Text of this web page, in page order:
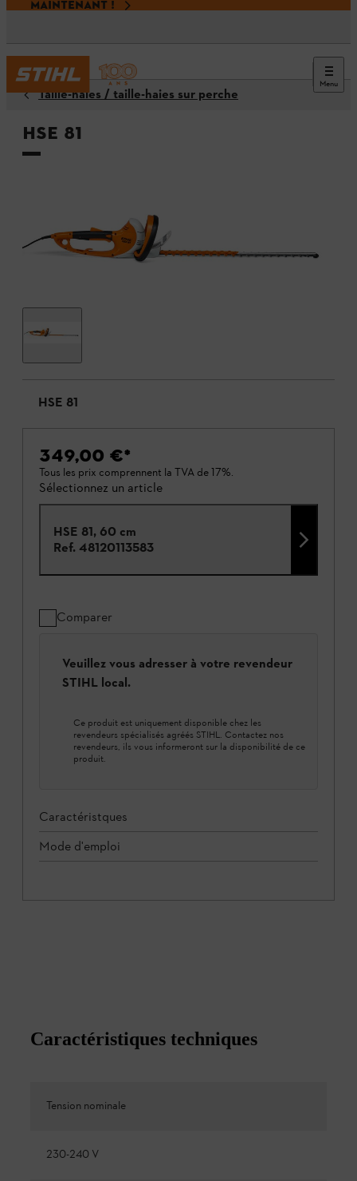
MAINTENANT !
Menu
Taille-haies / taille-haies sur perche
HSE 81
HSE 81
349,00 €*
Tous les prix comprennent la TVA de 17%.
Sélectionnez un article
HSE 81, 60 cm
Ref. 48120113583
Comparer
Veuillez vous adresser à votre revendeur
STIHL local.
Ce produit est uniquement disponible chez les
revendeurs spécialisés agréés STIHL. Contactez nos
revendeurs, ils vous informeront sur la disponibilité de ce
produit.
Caractéristques
Mode d'emploi
Caractéristiques techniques
Tension nominale
230-240 V